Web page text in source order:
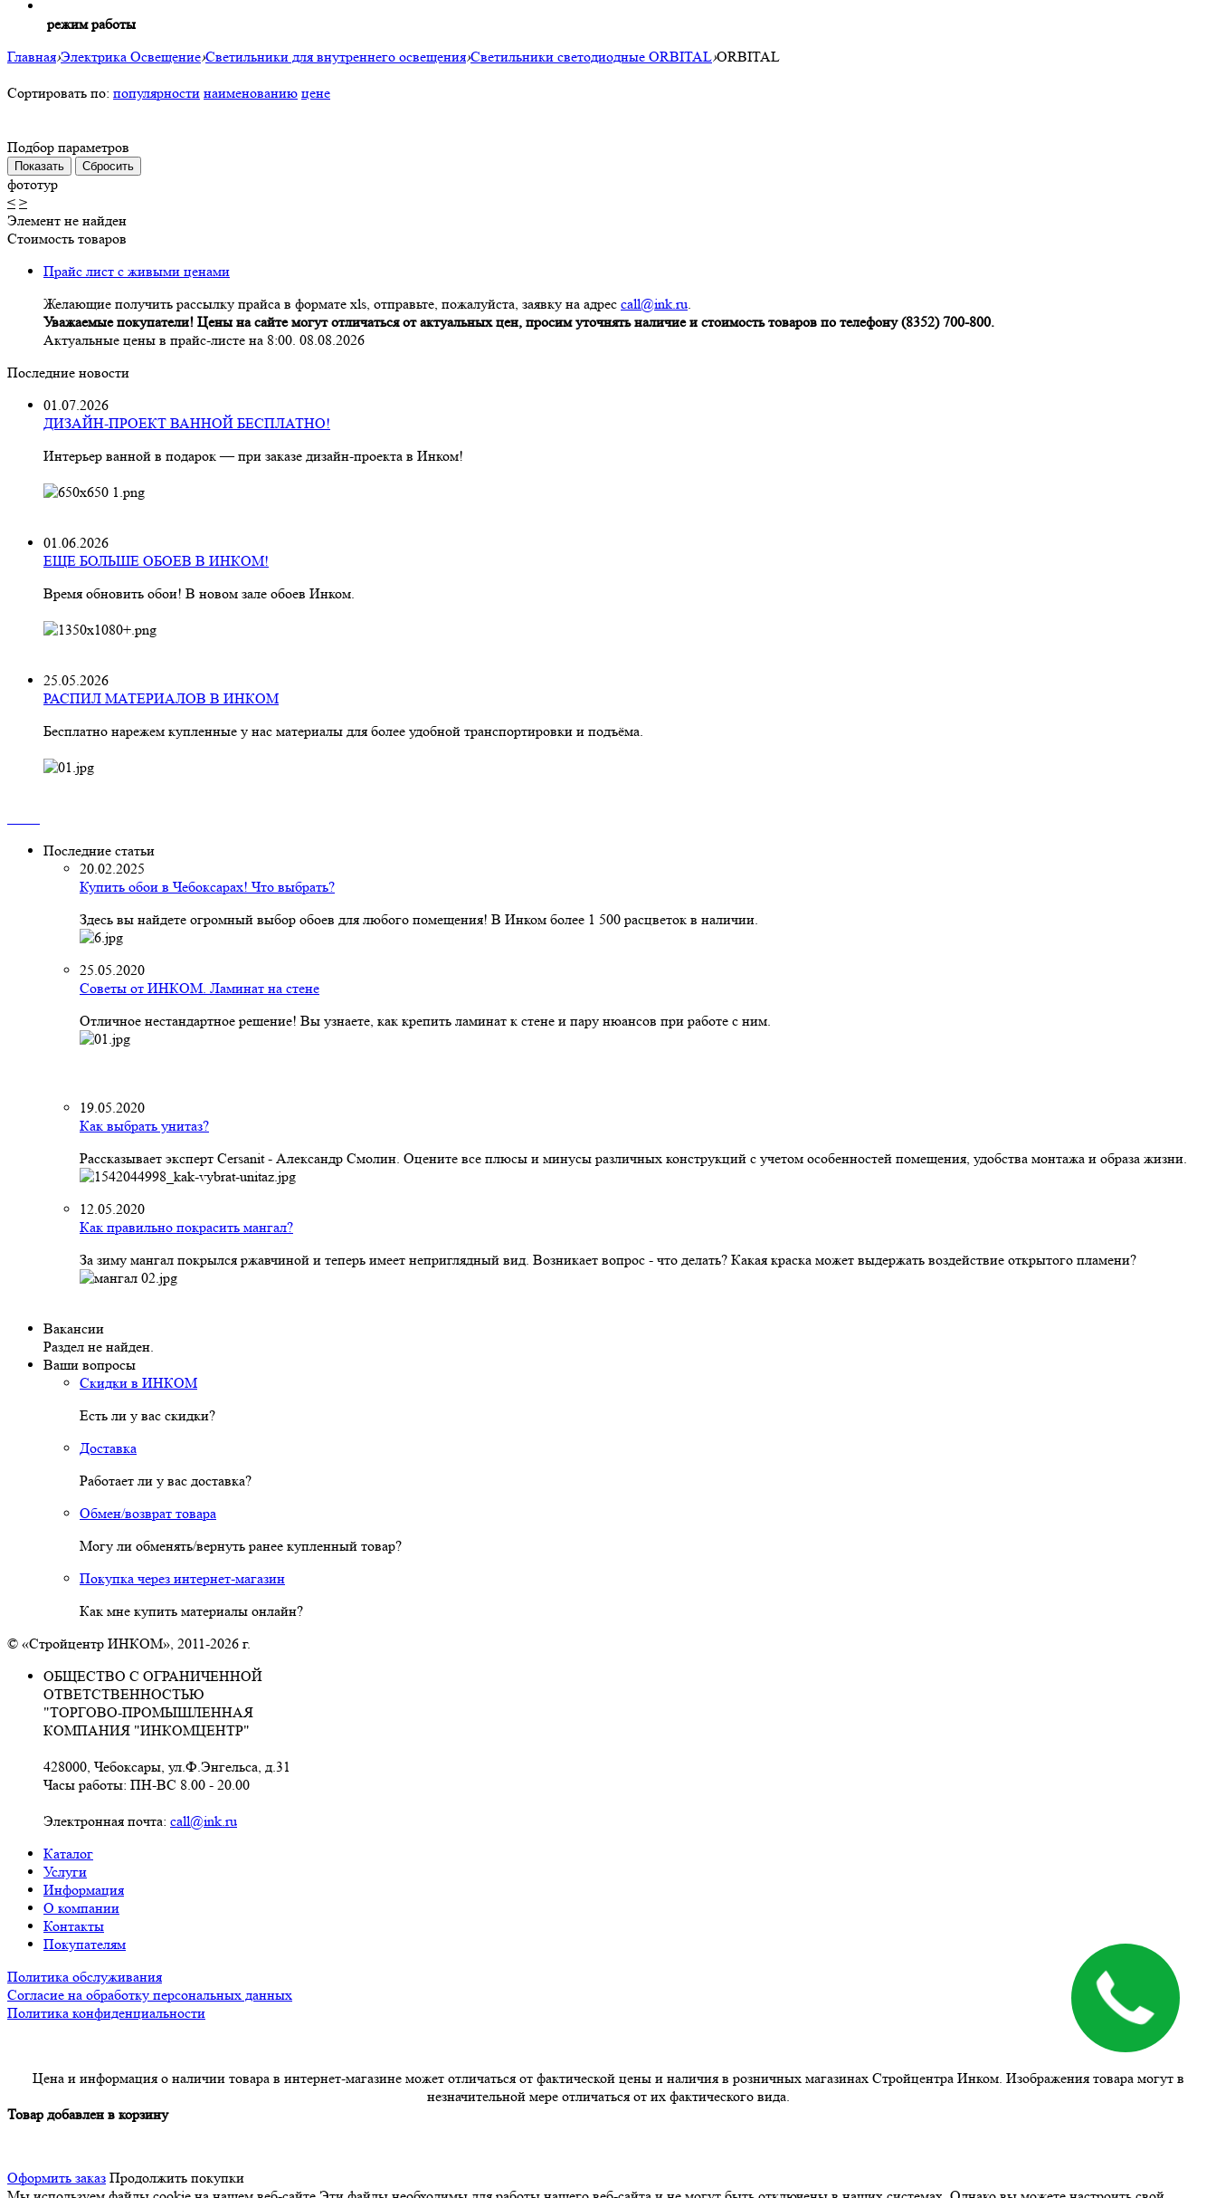
режим работы
Главная›Электрика Освещение›Светильники для внутреннего освещения›Светильники светодиодные ORBITAL›ORBITAL
Сортировать по: популярности наименованию цене
Подбор параметров
фототур
< >
Элемент не найден
Стоимость товаров
Прайс лист с живыми ценами
Желающие получить рассылку прайса в формате xls, отправьте, пожалуйста, заявку на адрес call@ink.ru.
Уважаемые покупатели! Цены на сайте могут отличаться от актуальных цен, просим уточнять наличие и стоимость товаров по телефону (8352) 700-800.
Актуальные цены в прайс-листе на 8:00. 08.08.2026
Последние новости
01.07.2026
ДИЗАЙН-ПРОЕКТ ВАННОЙ БЕСПЛАТНО!
Интерьер ванной в подарок — при заказе дизайн‑проекта в Инком!
01.06.2026
ЕЩЕ БОЛЬШЕ ОБОЕВ В ИНКОМ!
Время обновить обои! В новом зале обоев Инком.
25.05.2026
РАСПИЛ МАТЕРИАЛОВ В ИНКОМ
Бесплатно нарежем купленные у нас материалы для более удобной транспортировки и подъёма.
Последние статьи
20.02.2025
Купить обои в Чебоксарах! Что выбрать?
Здесь вы найдете огромный выбор обоев для любого помещения! В Инком более 1 500 расцветок в наличии.
25.05.2020
Советы от ИНКОМ. Ламинат на стене
Отличное нестандартное решение! Вы узнаете, как крепить ламинат к стене и пару нюансов при работе с ним.
19.05.2020
Как выбрать унитаз?
Рассказывает эксперт Cersanit - Александр Смолин. Оцените все плюсы и минусы различных конструкций с учетом особенностей помещения, удобства монтажа и образа жизни.
12.05.2020
Как правильно покрасить мангал?
За зиму мангал покрылся ржавчиной и теперь имеет неприглядный вид. Возникает вопрос - что делать? Какая краска может выдержать воздействие открытого пламени?
Вакансии
Раздел не найден.
Ваши вопросы
Скидки в ИНКОМ
Есть ли у вас скидки?
Доставка
Работает ли у вас доставка?
Обмен/возврат товара
Могу ли обменять/вернуть ранее купленный товар?
Покупка через интернет-магазин
Как мне купить материалы онлайн?
© «Стройцентр ИНКОМ», 2011-2026 г.
ОБЩЕСТВО С ОГРАНИЧЕННОЙ
ОТВЕТСТВЕННОСТЬЮ
"ТОРГОВО-ПРОМЫШЛЕННАЯ
КОМПАНИЯ "ИНКОМЦЕНТР"
428000, Чебоксары, ул.Ф.Энгельса, д.31
Часы работы: ПН-ВС 8.00 - 20.00
Электронная почта: call@ink.ru
Каталог
Услуги
Информация
О компании
Контакты
Покупателям
Политика обслуживания
Согласие на обработку персональных данных
Политика конфиденциальности
Цена и информация о наличии товара в интернет-магазине может отличаться от фактической цены и наличия в розничных магазинах Стройцентра Инком. Изображения товара могут в
незначительной мере отличаться от их фактического вида.
Товар добавлен в корзину
Оформить заказ Продолжить покупки